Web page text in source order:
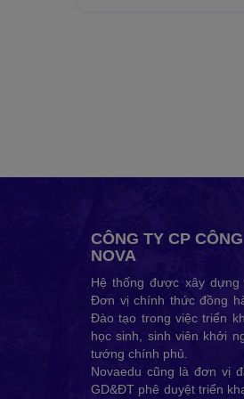
CÔNG TY CP
NOVA
Hệ thống được xây
Đơn vị chính thức đồng
Đào tạo trong việc triển
học sinh, sinh viên khởi
tướng chính phủ.
Novaedu cũng là đơn vị
GD&ĐT phê duyệt triển